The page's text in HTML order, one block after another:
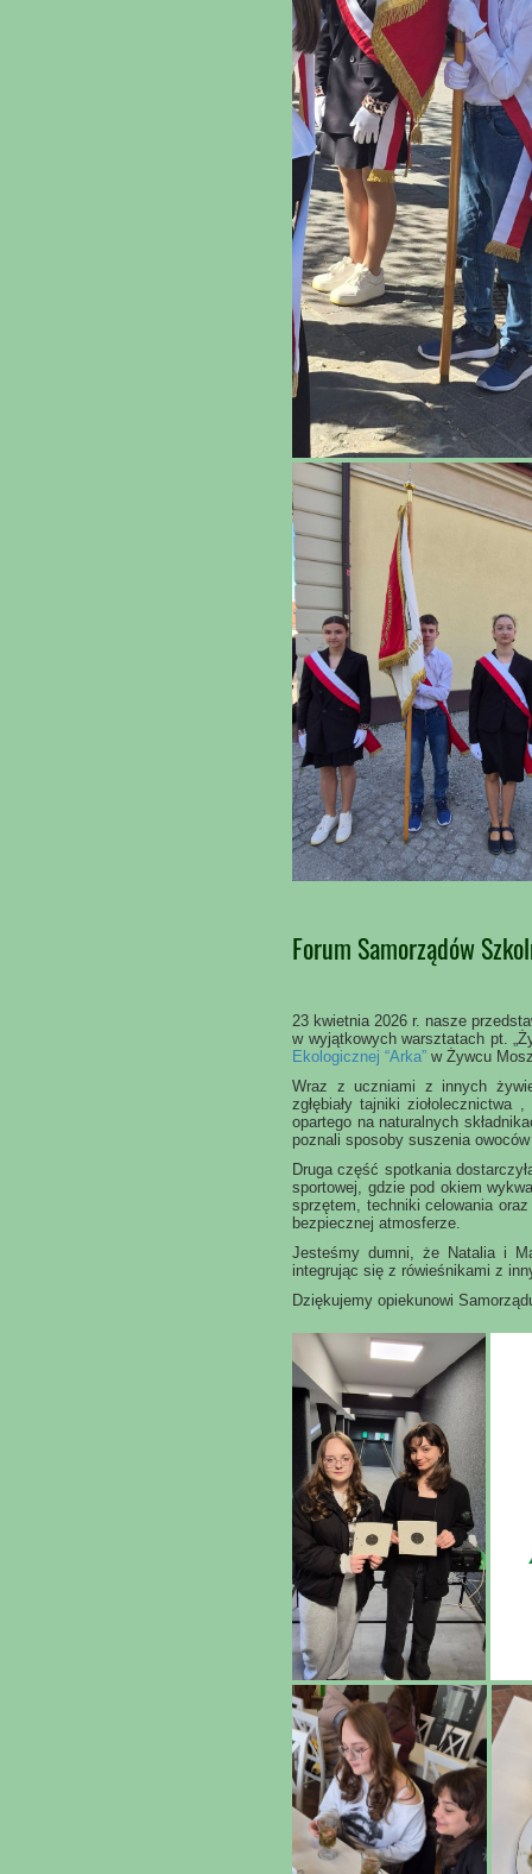
Forum Samorządów
23 kwietnia 2026 r. nasze
w wyjątkowych warsztatach pt.
Ekologicznej “Arka” w Żywcu
Wraz z uczniami z innych
zgłębiały tajniki ziołolecznictwa
opartego na naturalnych
poznali sposoby suszenia
Druga część spotkania
sportowej, gdzie pod okiem
sprzętem, techniki celowania
bezpiecznej atmosferze.
Jesteśmy dumni, że Natalia i
integrując się z rówieśnikami z
Dziękujemy opiekunowi